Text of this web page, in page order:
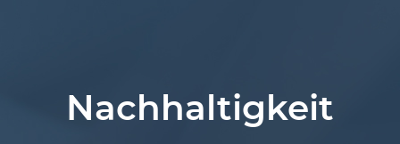
Nachhaltigkeit